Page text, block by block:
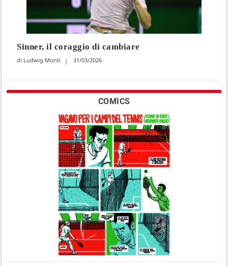
Sinner, il coraggio di cambiare
Ludwig Monti 31/03/2026
COMICS